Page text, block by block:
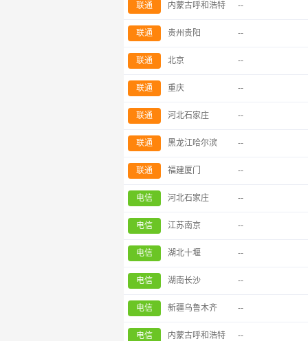
联通 内蒙古呼和浩特 --
联通 贵州贵阳 --
联通 北京 --
联通 重庆 --
联通 河北石家庄 --
联通 黑龙江哈尔滨 --
联通 福建厦门 --
电信 河北石家庄 --
电信 江苏南京 --
电信 湖北十堰 --
电信 湖南长沙 --
电信 新疆乌鲁木齐 --
电信 内蒙古呼和浩特 --